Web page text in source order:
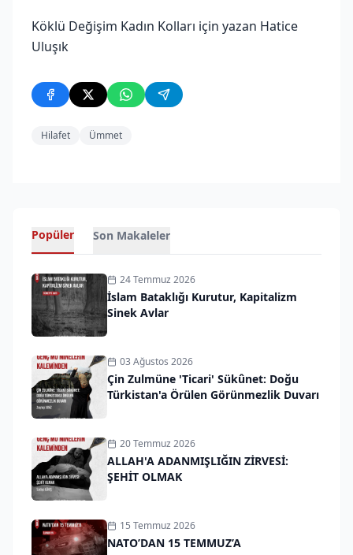
Köklü Değişim Kadın Kolları için yazan Hatice
Uluşık
Hilafet Ümmet
Popüler Son Makaleler
24 Temmuz 2026
İslam Bataklığı Kurutur, Kapitalizm
Sinek Avlar
03 Ağustos 2026
Çin Zulmüne 'Ticari' Sükûnet: Doğu
Türkistan'a Örülen Görünmezlik Duvarı
20 Temmuz 2026
ALLAH'A ADANMIŞLIĞIN ZİRVESİ:
ŞEHİT OLMAK
15 Temmuz 2026
NATO’DAN 15 TEMMUZ’A